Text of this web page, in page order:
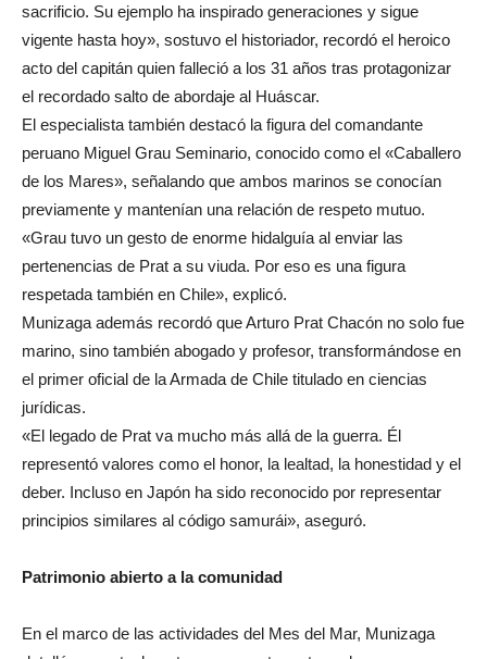
sacrificio. Su ejemplo ha inspirado generaciones y sigue
vigente hasta hoy», sostuvo el historiador, recordó el heroico
acto del capitán quien falleció a los 31 años tras protagonizar
el recordado salto de abordaje al Huáscar.
El especialista también destacó la figura del comandante
peruano Miguel Grau Seminario, conocido como el «Caballero
de los Mares», señalando que ambos marinos se conocían
previamente y mantenían una relación de respeto mutuo.
«Grau tuvo un gesto de enorme hidalguía al enviar las
pertenencias de Prat a su viuda. Por eso es una figura
respetada también en Chile», explicó.
Munizaga además recordó que Arturo Prat Chacón no solo fue
marino, sino también abogado y profesor, transformándose en
el primer oficial de la Armada de Chile titulado en ciencias
jurídicas.
«El legado de Prat va mucho más allá de la guerra. Él
representó valores como el honor, la lealtad, la honestidad y el
deber. Incluso en Japón ha sido reconocido por representar
principios similares al código samurái», aseguró.
Patrimonio abierto a la comunidad
En el marco de las actividades del Mes del Mar, Munizaga